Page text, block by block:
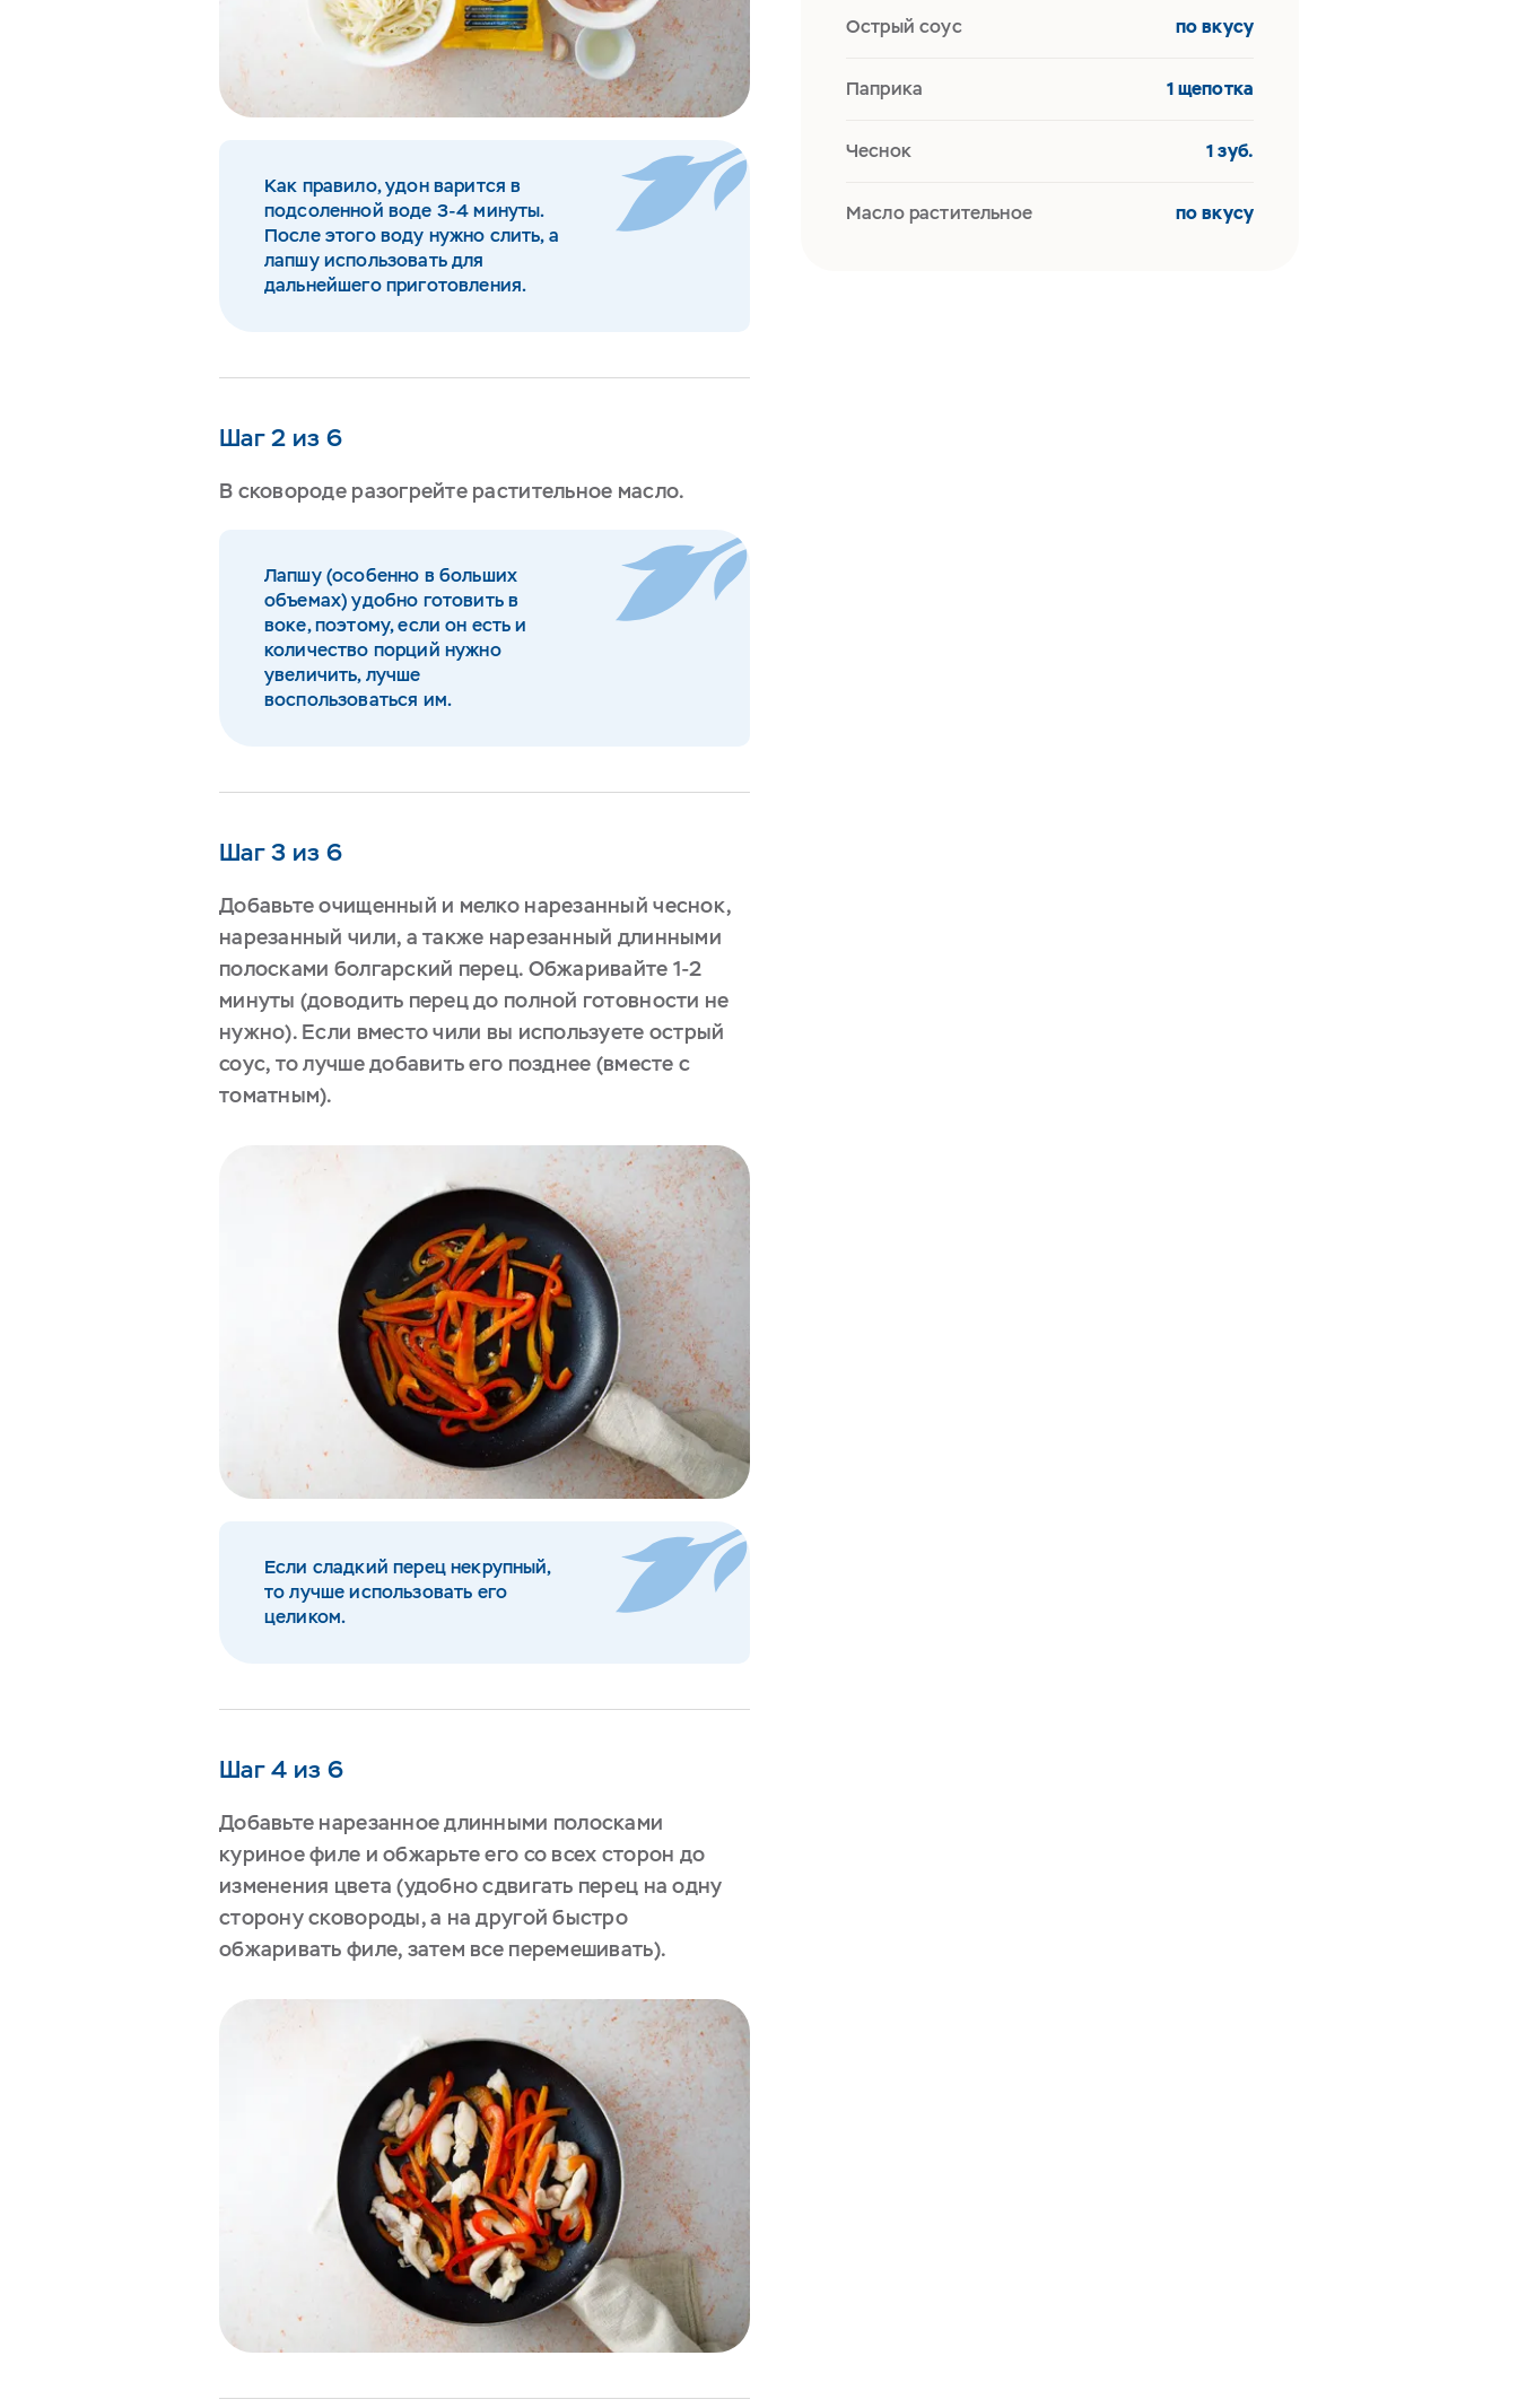
Как правило, удон варится в
подсоленной воде 3-4 минуты.
После этого воду нужно слить, а
лапшу использовать для
дальнейшего приготовления.
Шаг 2 из 6
В сковороде разогрейте растительное масло.
Лапшу (особенно в больших
объемах) удобно готовить в
воке, поэтому, если он есть и
количество порций нужно
увеличить, лучше
воспользоваться им.
Шаг 3 из 6
Добавьте очищенный и мелко нарезанный чеснок,
нарезанный чили, а также нарезанный длинными
полосками болгарский перец. Обжаривайте 1-2
минуты (доводить перец до полной готовности не
нужно). Если вместо чили вы используете острый
соус, то лучше добавить его позднее (вместе с
томатным).
Если сладкий перец некрупный,
то лучше использовать его
целиком.
Шаг 4 из 6
Добавьте нарезанное длинными полосками
куриное филе и обжарьте его со всех сторон до
изменения цвета (удобно сдвигать перец на одну
сторону сковороды, а на другой быстро
обжаривать филе, затем все перемешивать).
Острый соус по вкусу
Паприка 1 щепотка
Чеснок 1 зуб.
Масло растительное по вкусу